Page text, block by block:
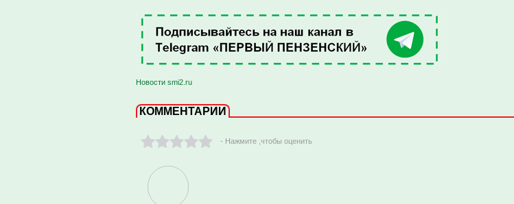
Новости smi2.ru
КОММЕНТАРИИ
- Нажмите ,чтобы оценить